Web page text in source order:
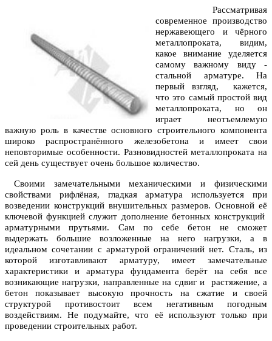
Рассматривая
современное производство
нержавеющего и чёрного
металлопроката, видим,
какое внимание уделяется
самому важному виду -
стальной арматуре. На
первый взгляд, кажется,
что это самый простой вид
металлопроката, но он
играет неотъемлемую
важную роль в качестве основного строительного компонента
широко распространённого железобетона и имеет свои
неповторимые особенности. Разновидностей металлопроката на
сей день существует очень большое количество.
Своими замечательными механическими и физическими
свойствами рифлёная, гладкая арматура
используется при
возведении конструкций внушительных размеров. Основной её
ключевой функцией служит дополнение бетонных конструкций
арматурными прутьями. Сам по себе бетон не сможет
выдержать большие возложенные на него нагрузки, а в
идеальном сочетании с арматурой ограничений нет. Сталь, из
которой изготавливают арматуру, имеет замечательные
характеристики и арматура фундамента берёт на себя все
возникающие нагрузки, направленные на сдвиг и растяжение, а
бетон показывает высокую прочность на сжатие и своей
структурой противостоит всем негативным погодным
воздействиям. Не подумайте, что её используют только при
проведении строительных работ.